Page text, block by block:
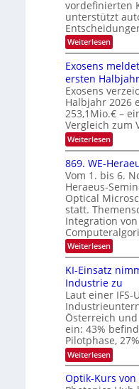
h
T
a
l
k
s
e
r
V
I
S
I
O
N
2
0
2
6
E
l
e
k
t
r
o
n
k
-
u
n
d
B
i
l
d
v
e
r
a
r
b
e
i
t
u
vordefinierten
unterstützt
Weiterlesen:
W
n
n
d
i
e
K
I
m
i
t
d
e
n
k
t
Exosens
ersten Halbjahr
Exosens
Halbjahr 2026
253,1Mio.€ –
Vergleich zum
Weiterlesen:
E
x
o
s
e
n
s
m
e
l
d
e
t
t
a
r
k
e
s
W
a
c
h
869. WE-
Vom 1. bis 6.
Heraeus-
Optical
statt.
Integration von
Weiterlesen:
8
9
.
W
E
-
H
e
r
a
e
u
s
KI-Einsatz
Industrie zu
Laut einer IFS-
Österreich
ein: 43%
Pilotphase,
Weiterlesen:
K
-
Optik-Kurs